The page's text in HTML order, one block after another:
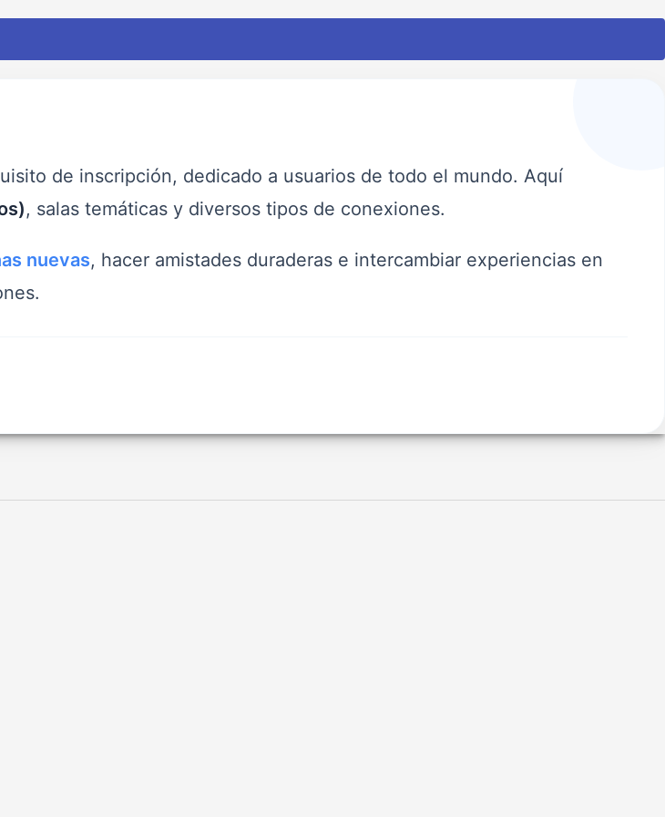
de inscripción, dedicado a usuarios de todo el mundo. Aquí
, salas temáticas y diversos tipos de conexiones.
nuevas, hacer amistades duraderas e intercambiar experiencias en